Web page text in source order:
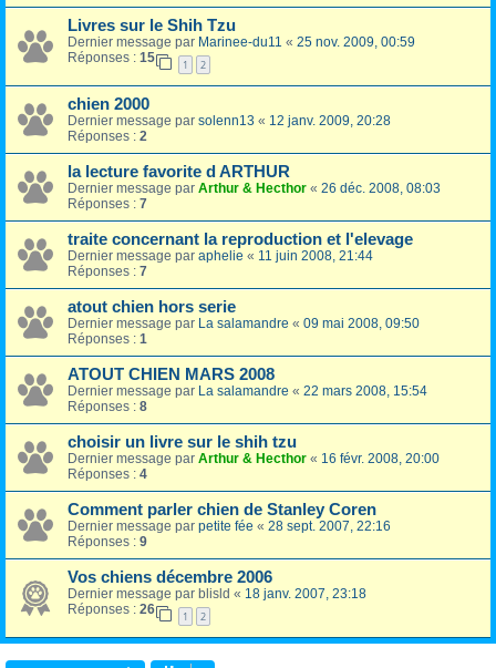
Livres sur le Shih Tzu
Dernier message par Marinee-du11 « 25 nov. 2009, 00:59
Réponses : 15 1 2
chien 2000
Dernier message par solenn13 « 12 janv. 2009, 20:28
Réponses : 2
la lecture favorite d ARTHUR
Dernier message par Arthur & Hecthor« 26 déc. 2008, 08:03
Réponses : 7
traite concernant la reproduction et l'elevage
Dernier message par aphelie « 11 juin 2008, 21:44
Réponses : 7
atout chien hors serie
Dernier message par La salamandre « 09 mai 2008, 09:50
Réponses : 1
ATOUT CHIEN MARS 2008
Dernier message par La salamandre « 22 mars 2008, 15:54
Réponses : 8
choisir un livre sur le shih tzu
Dernier message par Arthur & Hecthor« 16 févr. 2008, 20:00
Réponses : 4
Comment parler chien de Stanley Coren
Dernier message par petite fée « 28 sept. 2007, 22:16
Réponses : 9
Vos chiens décembre 2006
Dernier message par blisld « 18 janv. 2007, 23:18
Réponses : 26 1 2